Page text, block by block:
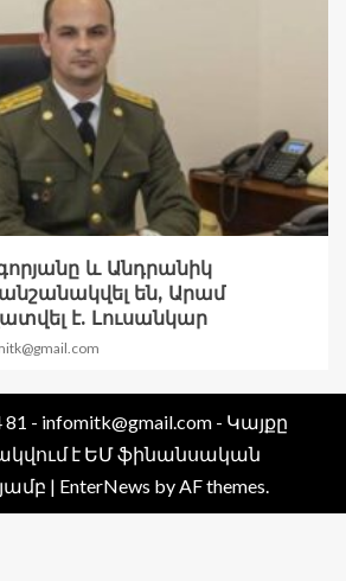
և Անդրանիկ
են, Արամ
է. Լուսանկար
81 - infomitk@gmail.com - Կայքը
է ԵՄ ֆինանսական
| EnterNews by AF themes.